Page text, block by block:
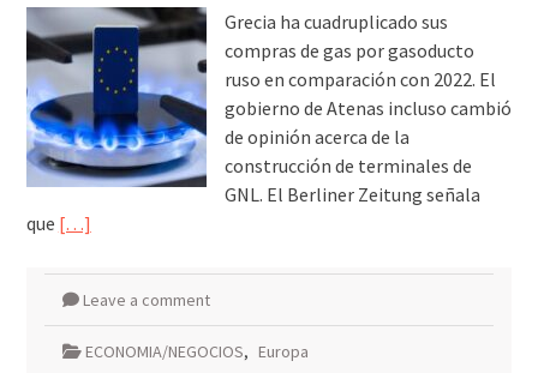
Grecia ha cuadruplicado sus
compras de gas por gasoducto
ruso en comparación con 2022. El
gobierno de Atenas incluso cambió
de opinión acerca de la
construcción de terminales de
GNL. El Berliner Zeitung señala
que […]
Leave a comment
ECONOMIA/NEGOCIOS, Europa